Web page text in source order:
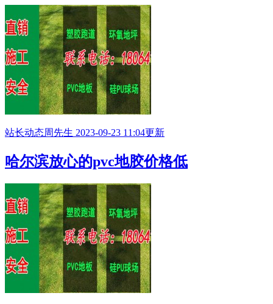
站长动态周先生 2023-09-23 11:04更新
哈尔滨放心的pvc地胶价格低